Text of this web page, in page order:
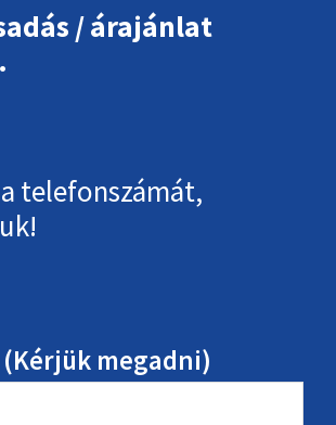
/ árajánlat
telefonszámát,
megadni)